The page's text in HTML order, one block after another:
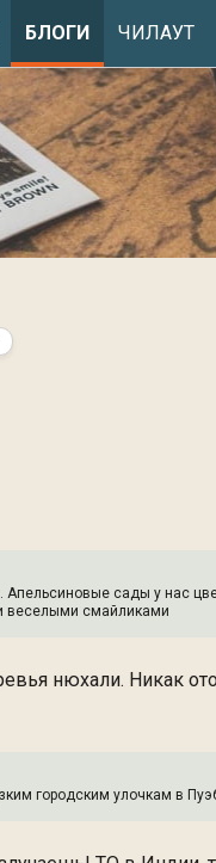
БЛОГИ ЧИЛАУТ
сады у нас
веселыми смайликами
нюхали. Никак
городским улочкам в